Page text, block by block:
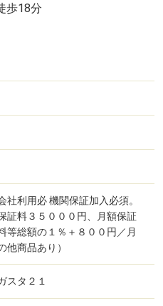
歩18分
社利用必 機関保証加入必須。
証料３５０００円、月額保証
等総額の１％＋８００円／月
他商品あり）
スタ２１